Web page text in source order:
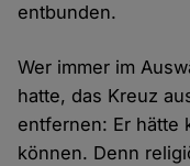
entbunden.
Wer immer im
hatte, das Kreuz
entfernen: Er hätte
können. Denn